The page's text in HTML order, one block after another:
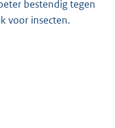
bestendig tegen
voor insecten.